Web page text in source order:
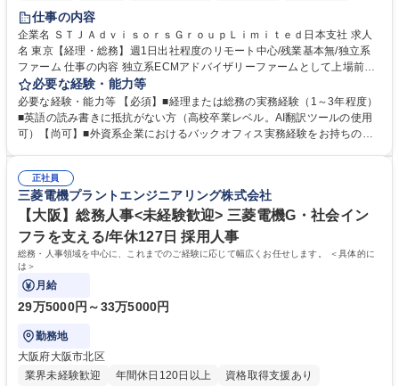
仕事の内容
企業名 ＳＴＪＡｄｖｉｓｏｒｓＧｒｏｕｐＬｉｍｉｔｅｄ日本支社 求人
名 東京【経理・総務】週1日出社程度のリモート中心/残業基本無/独立系
ファーム 仕事の内容 独立系ECMアドバイザリーファームとして上場前後
の資本市場戦略を設計する当社にて経理・総務をお任せします。基礎的な
バックオフィス業務からスタートし組織を支える専任担当として広く活躍
できる環境です。 ■日常経理、月次および年次決算サポート業務 ■本国
（グローバル）との英文メール対応（AI翻訳ツール等を使用しての対応で
業務をお任せします。残業も基本的には発生せず、ご自身のペースで業務
を進めやすく定着率の高い環境です。 募集職種 東京【経理・総務】週1日
出社程度のリモート中心/残業基本無/独立系ファーム
必要な経験・能力等
必要な経験・能力等 【必須】■経理または総務の実務経験（1～3年程度）
■英語の読み書きに抵抗がない方（高校卒業レベル。AI翻訳ツールの使用
可）【尚可】■外資系企業におけるバックオフィス実務経験をお持ちの方
【働き方について】現在は週4日程度の在宅勤務を実施しており、ワーク
ライフバランスを重視する方に最適な環境です（フルリモートも面接で相
談可）。【求める人物像】幅広いバックオフィス業務に柔軟に対応でき、
社内外と円滑にコミュニケーションを取りながら業務を推進できる方 学
歴・資格 学歴：大学院 大学 高専 短大 専修学校 高校 語学力： 資格：
正社員
三菱電機プラントエンジニアリング株式会社
【大阪】総務人事<未経験歓迎> 三菱電機G・社会イン
フラを支える/年休127日 採用人事
総務・人事領域を中心に、これまでのご経験に応じて幅広くお任せします。 ＜具体的に
は＞
月給
29万5000円～33万5000円
勤務地
大阪府大阪市北区
業界未経験歓迎
年間休日120日以上 資格取得支援あり